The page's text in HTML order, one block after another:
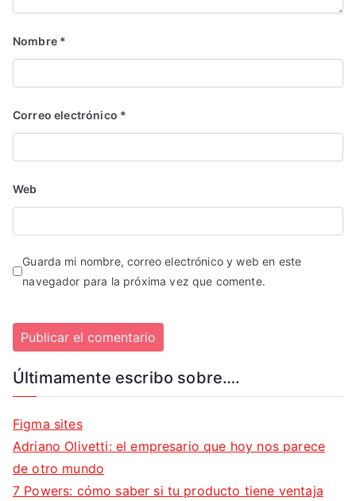
Nombre *
Correo electrónico *
Web
Guarda mi nombre, correo electrónico y web en este
navegador para la próxima vez que comente.
Últimamente escribo sobre….
Figma sites
Adriano Olivetti: el empresario que hoy nos parece
de otro mundo
7 Powers: cómo saber si tu producto tiene ventaja